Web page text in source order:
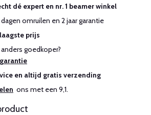
dé expert en nr. 1 beamer winkel
omruilen en 2 jaar garantie
prijs
goedkoper?
en altijd gratis verzending
ons met een 9,1.